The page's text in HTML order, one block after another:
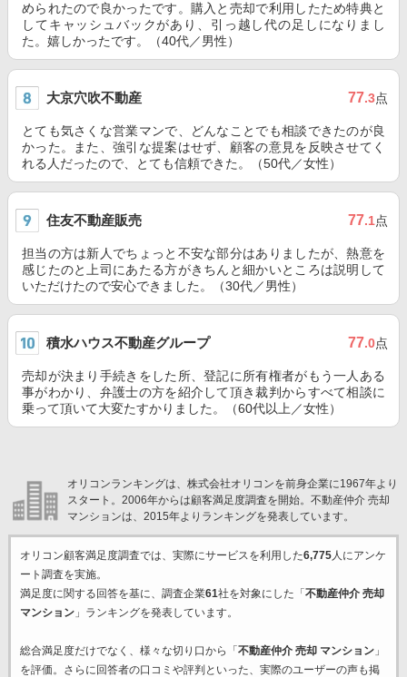
められたので良かったです。購入と売却で利用したため特典と
してキャッシュバックがあり、引っ越し代の足しになりまし
た。嬉しかったです。（40代／男性）
大京穴吹不動産 77.3点
とても気さくな営業マンで、どんなことでも相談できたのが良
かった。また、強引な提案はせず、顧客の意見を反映させてく
れる人だったので、とても信頼できた。（50代／女性）
住友不動産販売 77.1点
担当の方は新人でちょっと不安な部分はありましたが、熱意を
感じたのと上司にあたる方がきちんと細かいところは説明して
いただけたので安心できました。（30代／男性）
積水ハウス不動産グループ 77.0点
売却が決まり手続きをした所、登記に所有権者がもう一人ある
事がわかり、弁護士の方を紹介して頂き裁判からすべて相談に
乗って頂いて大変たすかりました。（60代以上／女性）
オリコンランキングは、株式会社オリコンを前身企業に1967年より
スタート。2006年からは顧客満足度調査を開始。不動産仲介 売却
マンションは、2015年よりランキングを発表しています。
オリコン顧客満足度調査では、実際にサービスを利用した6,775人にアンケ
ート調査を実施。
満足度に関する回答を基に、調査企業61社を対象にした「 不動産仲介 売却
マンション」ランキングを発表しています。
総合満足度だけでなく、様々な切り口から「 不動産仲介 売却 マンション」
を評価。さらに回答者の口コミや評判といった、実際のユーザーの声も掲